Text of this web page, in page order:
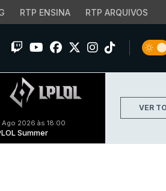
RTP ENSINA RTP ARQUIVOS
Ago 2026 às 18:00
Summer
VER